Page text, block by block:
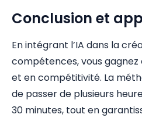
Conclusion et
En intégrant l’IA dans la
compétences, vous
et en compétitivité. La
de passer de plusieurs
30 minutes, tout en